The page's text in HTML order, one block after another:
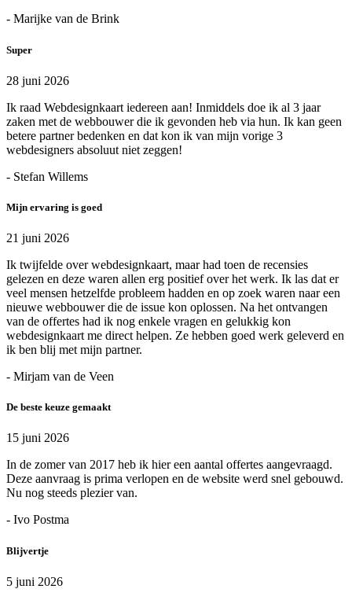
- Marijke van de Brink
Super
28 juni 2026
Ik raad Webdesignkaart iedereen aan! Inmiddels doe ik al 3 jaar
zaken met de webbouwer die ik gevonden heb via hun. Ik kan geen
betere partner bedenken en dat kon ik van mijn vorige 3
webdesigners absoluut niet zeggen!
- Stefan Willems
Mijn ervaring is goed
21 juni 2026
Ik twijfelde over webdesignkaart, maar had toen de recensies
gelezen en deze waren allen erg positief over het werk. Ik las dat er
veel mensen hetzelfde probleem hadden en op zoek waren naar een
nieuwe webbouwer die de issue kon oplossen. Na het ontvangen
van de offertes had ik nog enkele vragen en gelukkig kon
webdesignkaart me direct helpen. Ze hebben goed werk geleverd en
ik ben blij met mijn partner.
- Mirjam van de Veen
De beste keuze gemaakt
15 juni 2026
In de zomer van 2017 heb ik hier een aantal offertes aangevraagd.
Deze aanvraag is prima verlopen en de website werd snel gebouwd.
Nu nog steeds plezier van.
- Ivo Postma
Blijvertje
5 juni 2026